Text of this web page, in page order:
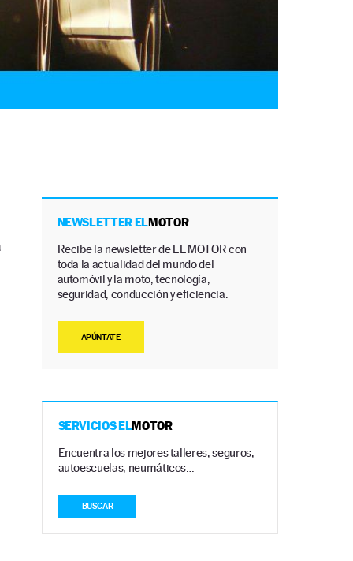
NEWSLETTER ELMOTOR
Recibe la newsletter de EL MOTOR con
toda la actualidad del mundo del
automóvil y la moto, tecnología,
seguridad, conducción y eficiencia.
APÚNTATE
SERVICIOS ELMOTOR
Encuentra los mejores talleres, seguros,
autoescuelas, neumáticos…
BUSCAR